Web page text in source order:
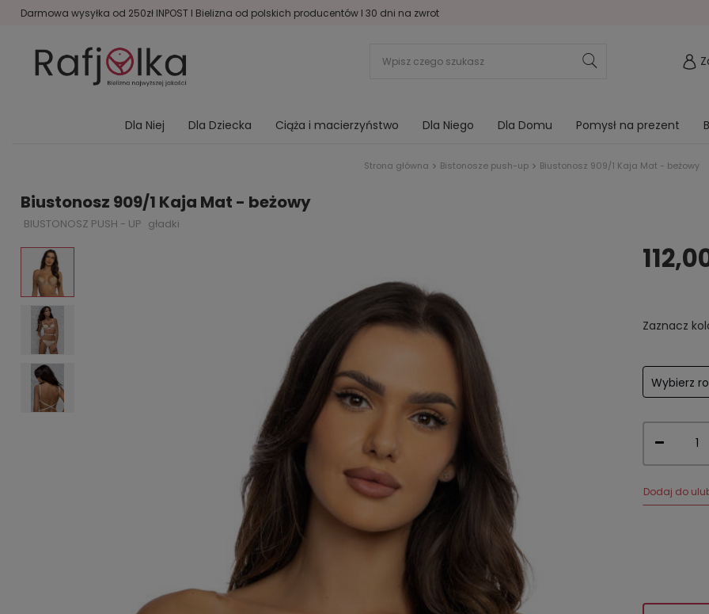
Darmowa wysyłka od 250zł INPOST I Bielizna od polskich producentów I 30 dni na zwrot
Dla Niej Dla Dziecka Ciąża i macierzyństwo Dla Niego Dla Domu Pomysł na prezent
Strona główna Bistonosze push-up Biustonosz 909/1 Kaja Mat - beżowy
Biustonosz 909/1 Kaja Mat - beżowy
BIUSTONOSZ PUSH - UP gładki
Zaznacz
Wybierz
Dodaj do